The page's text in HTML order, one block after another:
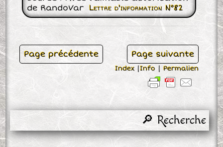
de RandoVar Lettre d'information N°82
Page précédente Page suivante
Index|Info | Permalien
🔎 Recherche